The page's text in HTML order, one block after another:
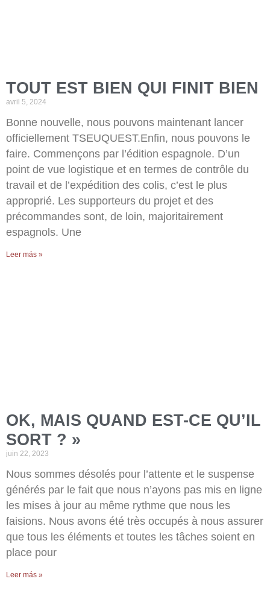
TOUT EST BIEN QUI FINIT BIEN
avril 5, 2024
Bonne nouvelle, nous pouvons maintenant lancer
officiellement TSEUQUEST.Enfin, nous pouvons le
faire. Commençons par l’édition espagnole. D’un
point de vue logistique et en termes de contrôle du
travail et de l’expédition des colis, c’est le plus
approprié. Les supporteurs du projet et des
précommandes sont, de loin, majoritairement
espagnols. Une
Leer más »
OK, MAIS QUAND EST-CE QU’IL
SORT ? »
juin 22, 2023
Nous sommes désolés pour l’attente et le suspense
générés par le fait que nous n’ayons pas mis en ligne
les mises à jour au même rythme que nous les
faisions. Nous avons été très occupés à nous assurer
que tous les éléments et toutes les tâches soient en
place pour
Leer más »